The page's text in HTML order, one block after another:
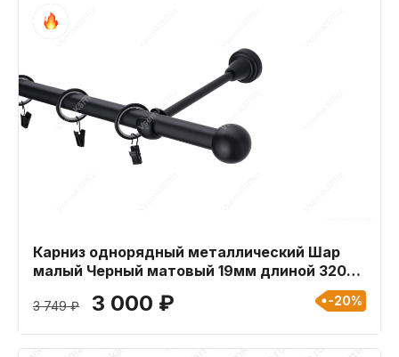
Карниз однорядный металлический Шар
малый Черный матовый 19мм длиной 320
3 749 ₽ 3 000 ₽ -20%